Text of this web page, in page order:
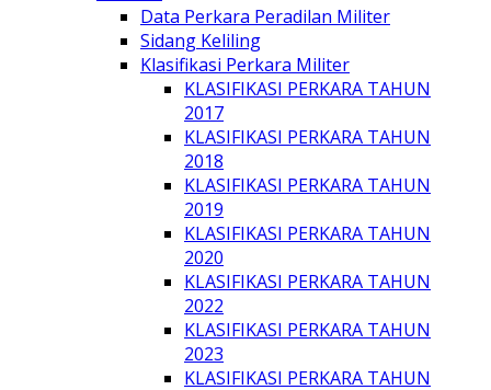
Data Perkara Peradilan Militer
Sidang Keliling
Klasifikasi Perkara Militer
KLASIFIKASI PERKARA TAHUN
2017
KLASIFIKASI PERKARA TAHUN
2018
KLASIFIKASI PERKARA TAHUN
2019
KLASIFIKASI PERKARA TAHUN
2020
KLASIFIKASI PERKARA TAHUN
2022
KLASIFIKASI PERKARA TAHUN
2023
KLASIFIKASI PERKARA TAHUN